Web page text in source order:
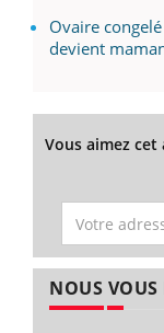
Ovaire
devient
Vous aimez
NOUS